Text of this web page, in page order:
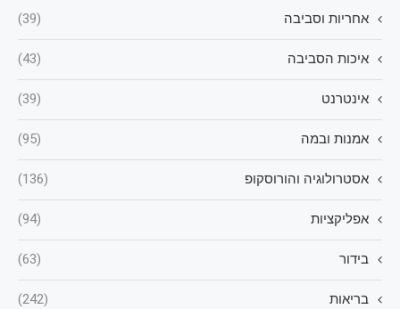
אחריות וסביבה (39)
איכות הסביבה (43)
אינטרנט (39)
אמנות ובמה (95)
אסטרולוגיה והורוסקופ (136)
אפליקציות (94)
בידור (63)
בריאות (242)